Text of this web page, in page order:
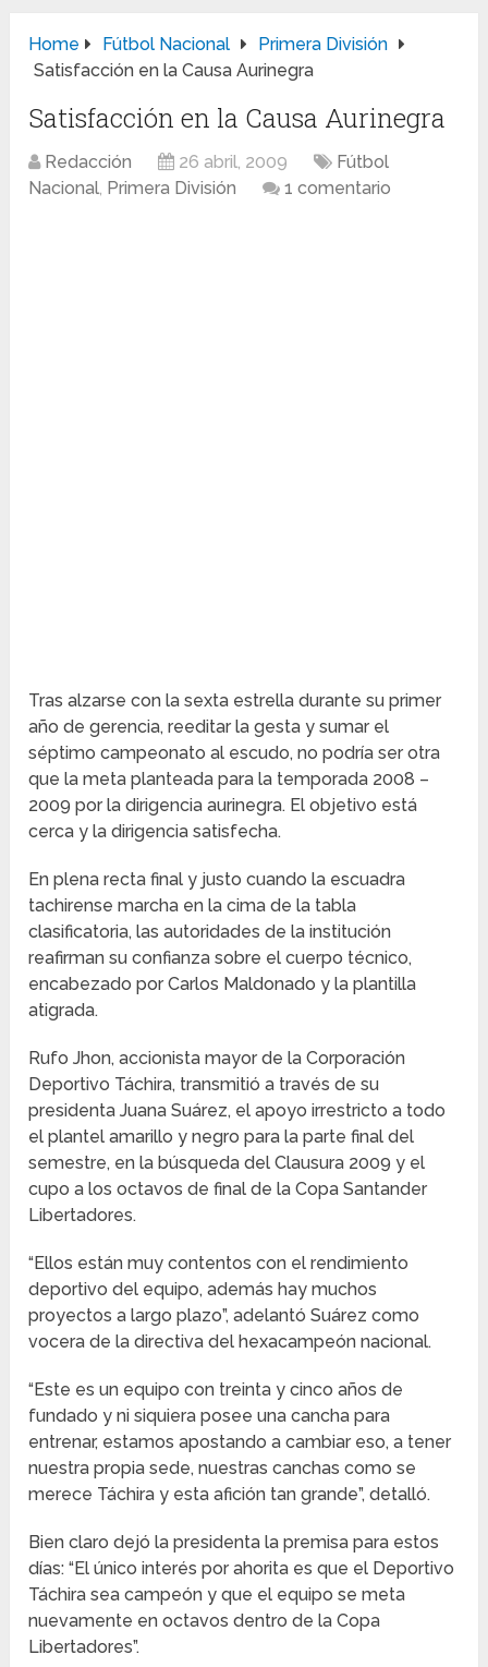
Home Fútbol Nacional
Primera División
Satisfacción en la Causa Aurinegra
Satisfacción en la Causa Aurinegra
Redacción 26 abril, 2009
Fútbol
Nacional, Primera División 1 comentario
Tras alzarse con la sexta estrella durante su primer
año de gerencia, reeditar la gesta y sumar el
séptimo campeonato al escudo, no podría ser otra
que la meta planteada para la temporada 2008 –
2009 por la dirigencia aurinegra. El objetivo está
cerca y la dirigencia satisfecha.
En plena recta final y justo cuando la escuadra
tachirense marcha en la cima de la tabla
clasificatoria, las autoridades de la institución
reafirman su confianza sobre el cuerpo técnico,
encabezado por Carlos Maldonado y la plantilla
atigrada.
Rufo Jhon, accionista mayor de la Corporación
Deportivo Táchira, transmitió a través de su
presidenta Juana Suárez, el apoyo irrestricto a todo
el plantel amarillo y negro para la parte final del
semestre, en la búsqueda del Clausura 2009 y el
cupo a los octavos de final de la Copa Santander
Libertadores.
“Ellos están muy contentos con el rendimiento
deportivo del equipo, además hay muchos
proyectos a largo plazo”, adelantó Suárez como
vocera de la directiva del hexacampeón nacional.
“Este es un equipo con treinta y cinco años de
fundado y ni siquiera posee una cancha para
entrenar, estamos apostando a cambiar eso, a tener
nuestra propia sede, nuestras canchas como se
merece Táchira y esta afición tan grande”, detalló.
Bien claro dejó la presidenta la premisa para estos
días: “El único interés por ahorita es que el Deportivo
Táchira sea campeón y que el equipo se meta
nuevamente en octavos dentro de la Copa
Libertadores”.